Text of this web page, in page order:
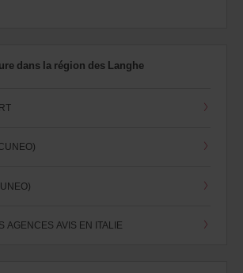
dans la région des Langhe
AGENCES AVIS EN ITALIE